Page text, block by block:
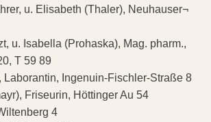
u. Elisabeth (Thaler), Neuhauser¬
u. Isabella (Prohaska), Mag. pharm.,
T 59 89
Ingenuin-Fischler-Straße 8
Friseurin, Höttinger Au 54
4